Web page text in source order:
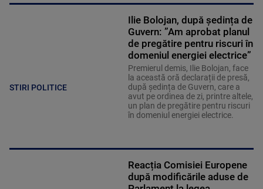
STIRI POLITICE
Ilie Bolojan, după ședința de
Guvern: ”Am aprobat planul
de pregătire pentru riscuri în
domeniul energiei electrice”
Premierul demis, Ilie Bolojan, face
la această oră declarații de presă,
după ședința de Guvern, care a
avut pe ordinea de zi, printre altele,
un plan de pregătire pentru riscuri
în domeniul energiei electrice.
Reacția Comisiei Europene
după modificările aduse de